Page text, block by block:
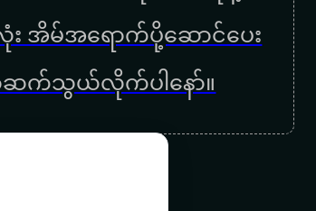
လုံး အိမ်အရောက်ပို့ဆောင်ပေး
ာဆက်သွယ်လိုက်ပါနော်။